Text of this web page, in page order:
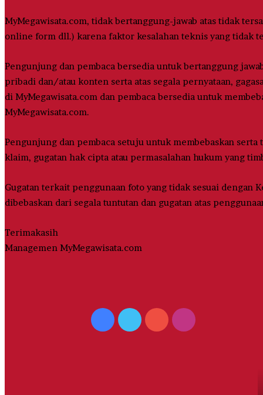
MyMegawisata.com, tidak bertanggung-jawab atas tidak
online form dll.) karena faktor kesalahan teknis yang tidak
Pengunjung dan pembaca bersedia untuk bertanggung
pribadi dan/atau konten serta atas segala pernyataan,
di MyMegawisata.com dan pembaca bersedia untuk
MyMegawisata.com.
Pengunjung dan pembaca setuju untuk membebaskan
klaim, gugatan hak cipta atau permasalahan hukum yang
Gugatan terkait penggunaan foto yang tidak sesuai dengan
dibebaskan dari segala tuntutan dan gugatan atas
Terimakasih
Managemen MyMegawisata.com
FacebookTwitterYouTubeInstagram